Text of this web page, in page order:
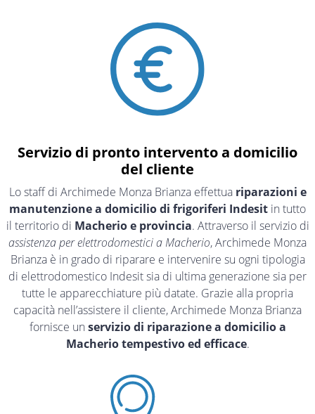
Servizio di pronto intervento a domicilio
del cliente
Lo staff di Archimede Monza Brianza effettua riparazioni e
manutenzione a domicilio di frigoriferi Indesit in tutto
il territorio di Macherio e provincia. Attraverso il servizio di
assistenza per elettrodomestici a Macherio, Archimede Monza
Brianza è in grado di riparare e intervenire su ogni tipologia
di elettrodomestico Indesit sia di ultima generazione sia per
tutte le apparecchiature più datate. Grazie alla propria
capacità nell’assistere il cliente, Archimede Monza Brianza
fornisce un servizio di riparazione a domicilio a
Macherio tempestivo ed efficace.